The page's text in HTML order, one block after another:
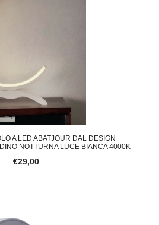
A LED ABATJOUR DAL DESIGN
NOTTURNA LUCE BIANCA 4000K
€29,00